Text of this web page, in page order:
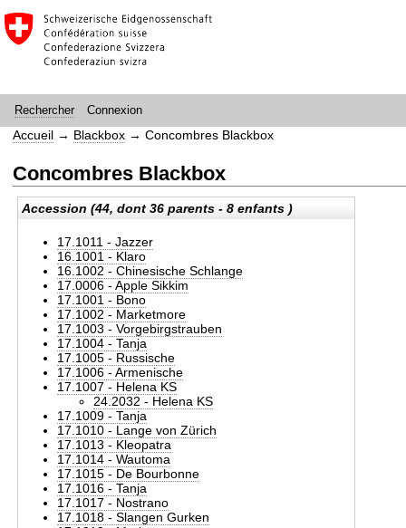
Rechercher Connexion
Accueil → Blackbox →Concombres Blackbox
Concombres Blackbox
Accession (44, dont 36 parents - 8 enfants )
17.1011 - Jazzer
16.1001 - Klaro
16.1002 - Chinesische Schlange
17.0006 - Apple Sikkim
17.1001 - Bono
17.1002 - Marketmore
17.1003 - Vorgebirgstrauben
17.1004 - Tanja
17.1005 - Russische
17.1006 - Armenische
17.1007 - Helena KS
24.2032 - Helena KS
17.1009 - Tanja
17.1010 - Lange von Zürich
17.1013 - Kleopatra
17.1014 - Wautoma
17.1015 - De Bourbonne
17.1016 - Tanja
17.1017 - Nostrano
17.1018 - Slangen Gurken